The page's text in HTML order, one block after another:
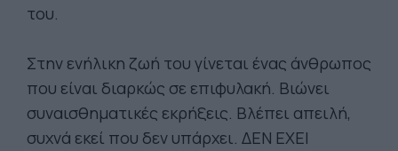
του.
Στην ενήλικη ζωή του γίνεται ένας άνθρωπος
που είναι διαρκώς σε επιφυλακή. Βιώνει
συναισθηματικές εκρήξεις. Βλέπει απειλή,
συχνά εκεί που δεν υπάρχει. ΔΕΝ ΕΧΕΙ